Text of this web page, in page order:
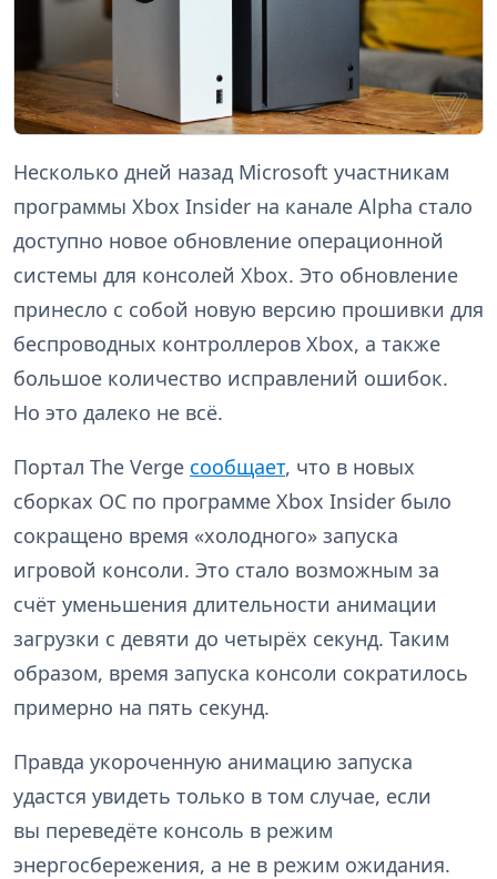
Несколько дней назад Microsoft участникам
программы Xbox Insider на канале Alpha стало
доступно новое обновление операционной
системы для консолей Xbox. Это обновление
принесло с собой новую версию прошивки для
беспроводных контроллеров Xbox, а также
большое количество исправлений ошибок.
Но это далеко не всё.
Портал The Verge сообщает, что в новых
сборках ОС по программе Xbox Insider было
сокращено время «холодного» запуска
игровой консоли. Это стало возможным за
счёт уменьшения длительности анимации
загрузки с девяти до четырёх секунд. Таким
образом, время запуска консоли сократилось
примерно на пять секунд.
Правда укороченную анимацию запуска
удастся увидеть только в том случае, если
вы переведёте консоль в режим
энергосбережения, а не в режим ожидания.